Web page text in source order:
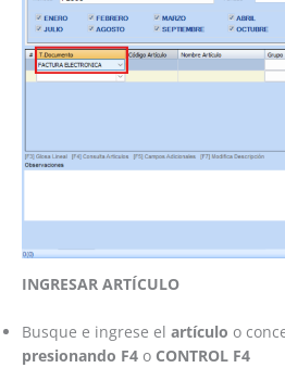
INGRESAR ARTÍCULO
Busque e ingrese el artículo o
presionando F4 o CONTROL F4